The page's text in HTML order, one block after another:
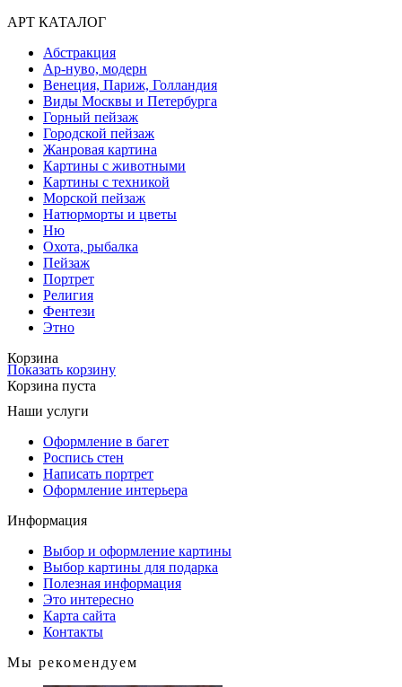
АРТ КАТАЛОГ
Абстракция
Ар-нуво, модерн
Венеция, Париж, Голландия
Виды Москвы и Петербурга
Горный пейзаж
Городской пейзаж
Жанровая картина
Картины с животными
Картины с техникой
Морской пейзаж
Натюрморты и цветы
Ню
Охота, рыбалка
Пейзаж
Портрет
Религия
Фентези
Этно
Корзина
Показать корзину
Корзина пуста
Наши услуги
Оформление в багет
Роспись стен
Написать портрет
Оформление интерьера
Информация
Выбор и оформление картины
Выбор картины для подарка
Полезная информация
Это интересно
Карта сайта
Контакты
Мы рекомендуем